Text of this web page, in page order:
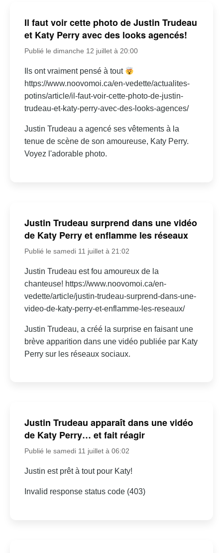
Il faut voir cette photo de Justin Trudeau
et Katy Perry avec des looks agencés!
Publié le dimanche 12 juillet à 20:00
Ils ont vraiment pensé à tout
https://www.noovomoi.ca/en-vedette/actualites-
potins/article/il-faut-voir-cette-photo-de-justin-
trudeau-et-katy-perry-avec-des-looks-agences/
Justin Trudeau a agencé ses vêtements à la
tenue de scène de son amoureuse, Katy Perry.
Voyez l'adorable photo.
Justin Trudeau surprend dans une vidéo
de Katy Perry et enflamme les réseaux
Publié le samedi 11 juillet à 21:02
Justin Trudeau est fou amoureux de la
chanteuse! https://www.noovomoi.ca/en-
vedette/article/justin-trudeau-surprend-dans-une-
video-de-katy-perry-et-enflamme-les-reseaux/
Justin Trudeau, a créé la surprise en faisant une
brève apparition dans une vidéo publiée par Katy
Perry sur les réseaux sociaux.
Justin Trudeau apparaît dans une vidéo
de Katy Perry… et fait réagir
Publié le samedi 11 juillet à 06:02
Justin est prêt à tout pour Katy!
Invalid response status code (403)